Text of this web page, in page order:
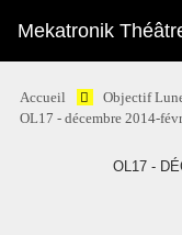
Mekatronik
Accueil Objectif
OL17 - décembre 2014-
OL17 -